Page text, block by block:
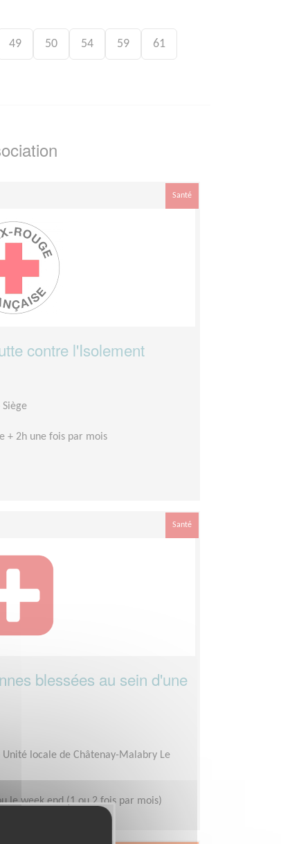
49 50 54 59 61
Santé
contre l'Isolement
+ 2h une fois par mois
Santé
blessées au sein d'une
Unité locale de Châtenay-Malabry Le
le week end (1 ou 2 fois par mois)